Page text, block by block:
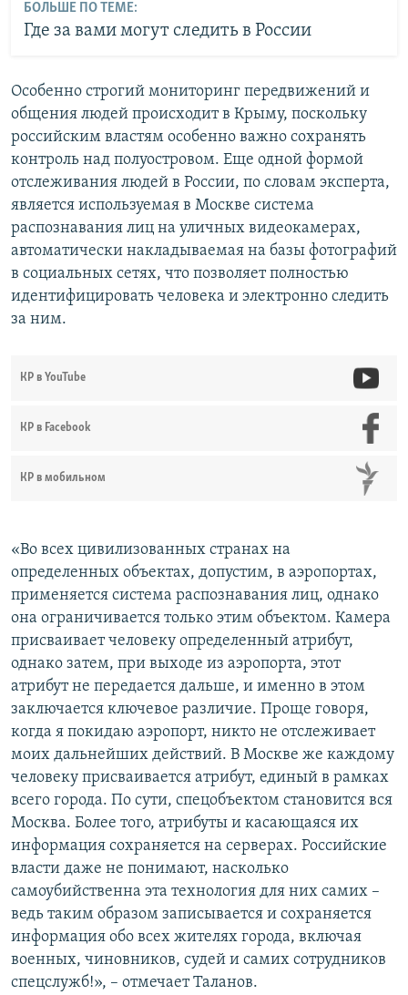
БОЛЬШЕ ПО ТЕМЕ:
Где за вами могут следить в России
Особенно строгий мониторинг передвижений и
общения людей происходит в Крыму, поскольку
российским властям особенно важно сохранять
контроль над полуостровом. Еще одной формой
отслеживания людей в России, по словам эксперта,
является используемая в Москве система
распознавания лиц на уличных видеокамерах,
автоматически накладываемая на базы фотографий
в социальных сетях, что позволяет полностью
идентифицировать человека и электронно следить
за ним.
КР в YouTube
КР в Facebook
КР в мобильном
«Во всех цивилизованных странах на
определенных объектах, допустим, в аэропортах,
применяется система распознавания лиц, однако
она ограничивается только этим объектом. Камера
присваивает человеку определенный атрибут,
однако затем, при выходе из аэропорта, этот
атрибут не передается дальше, и именно в этом
заключается ключевое различие. Проще говоря,
когда я покидаю аэропорт, никто не отслеживает
моих дальнейших действий. В Москве же каждому
человеку присваивается атрибут, единый в рамках
всего города. По сути, спецобъектом становится вся
Москва. Более того, атрибуты и касающаяся их
информация сохраняется на серверах. Российские
власти даже не понимают, насколько
самоубийственна эта технология для них самих –
ведь таким образом записывается и сохраняется
информация обо всех жителях города, включая
военных, чиновников, судей и самих сотрудников
спецслужб!», – отмечает Таланов.